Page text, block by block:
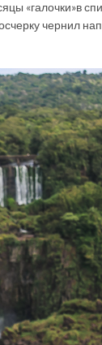
«галочки» в
чернил